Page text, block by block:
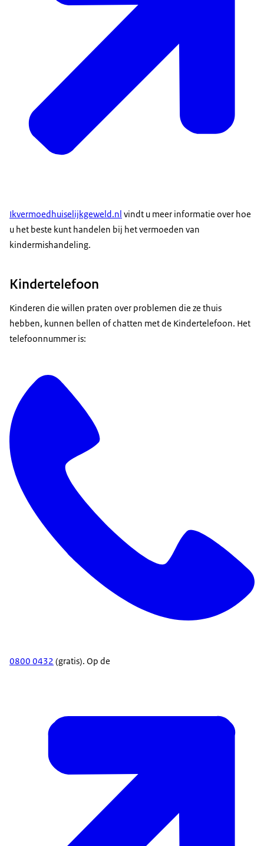
Ikvermoedhuiselijkgeweld.nl vindt u meer informatie over hoe
u het beste kunt handelen bij het vermoeden van
kindermishandeling.
Kindertelefoon
Kinderen die willen praten over problemen die ze thuis
hebben, kunnen bellen of chatten met de Kindertelefoon. Het
telefoonnummer is:
0800 0432 (gratis). Op de